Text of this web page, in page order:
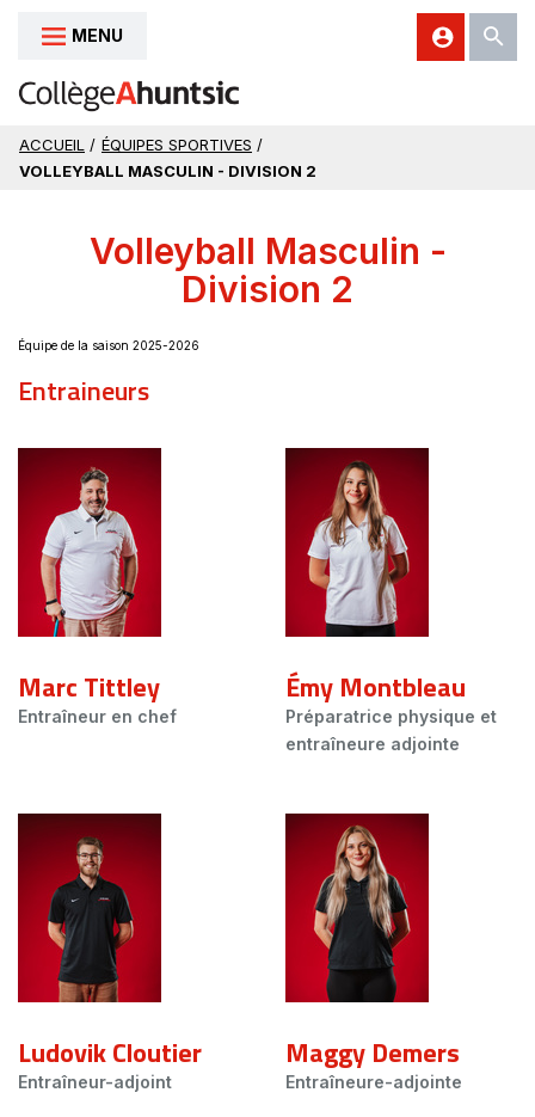
Aller au contenu
MENU
ACCUEIL / ÉQUIPES SPORTIVES /
VOLLEYBALL MASCULIN - DIVISION 2
Volleyball Masculin -
Division 2
Équipe de la saison 2025-2026
Entraineurs
Marc Tittley
Entraîneur en chef
Émy Montbleau
Préparatrice physique et
entraîneure adjointe
Ludovik Cloutier
Entraîneur-adjoint
Maggy Demers
Entraîneure-adjointe